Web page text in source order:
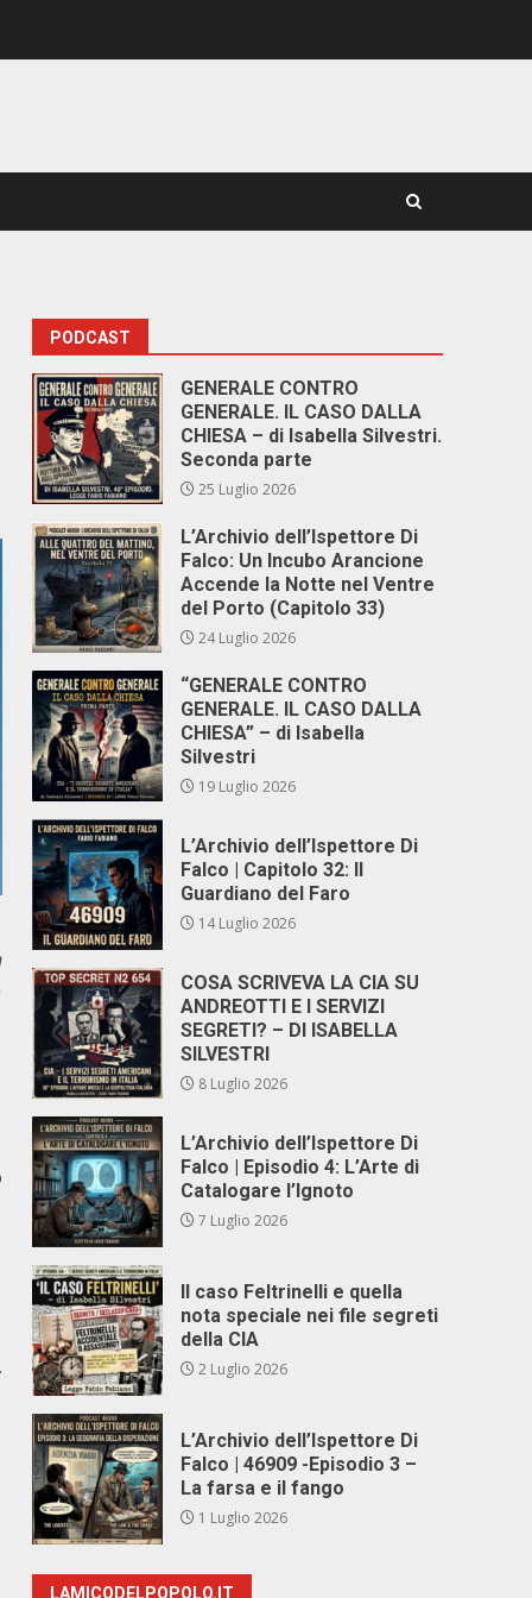
PODCAST
GENERALE CONTRO
GENERALE. IL CASO DALLA
CHIESA – di Isabella Silvestri.
Seconda parte
25 Luglio 2026
L’Archivio dell’Ispettore Di
Falco: Un Incubo Arancione
Accende la Notte nel Ventre
del Porto (Capitolo 33)
24 Luglio 2026
“GENERALE CONTRO
GENERALE. IL CASO DALLA
CHIESA” – di Isabella
Silvestri
19 Luglio 2026
L’Archivio dell’Ispettore Di
Falco | Capitolo 32: Il
Guardiano del Faro
14 Luglio 2026
COSA SCRIVEVA LA CIA SU
ANDREOTTI E I SERVIZI
SEGRETI? – DI ISABELLA
SILVESTRI
8 Luglio 2026
L’Archivio dell’Ispettore Di
Falco | Episodio 4: L’Arte di
Catalogare l’Ignoto
7 Luglio 2026
Il caso Feltrinelli e quella
nota speciale nei file segreti
della CIA
2 Luglio 2026
L’Archivio dell’Ispettore Di
Falco | 46909 -Episodio 3 –
La farsa e il fango
1 Luglio 2026
LAMICODELPOPOLO.IT